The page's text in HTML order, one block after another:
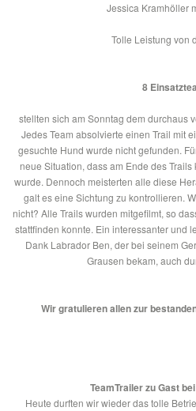
Jessica Kramhöller
Tolle Leistung von
8
stellten sich am Sonntag dem durchaus
Jedes Team absolvierte einen Trail mit
gesuchte Hund wurde nicht gefunden.
neue Situation, dass am Ende des
wurde. Dennoch meisterten alle diese
galt es eine Sichtung zu kontrollieren.
nicht? Alle Trails wurden mitgefilmt, so
stattfinden konnte. Ein interessanter und
Dank Labrador Ben, der bei seinem
Grausen bekam, auch
Wir gratulieren allen zur
TeamTrailer zu Gast
Heute durften wir wieder das tolle